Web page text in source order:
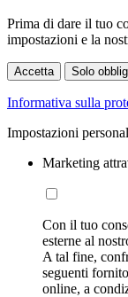
Prima di dare il tuo
impostazioni e la
Accetta Solo
Informativa sulla
Impostazioni
Marketing
Con il tuo
esterne al
A tal fine,
seguenti
online, a